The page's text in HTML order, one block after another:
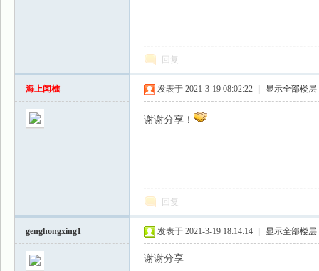
回复
海上闻樵 发表于 2021-3-19 08:02:22 显示全部楼层
谢谢分享！
回复
genghongxing1 发表于 2021-3-19 18:14:14 显示全部楼层
谢谢分享